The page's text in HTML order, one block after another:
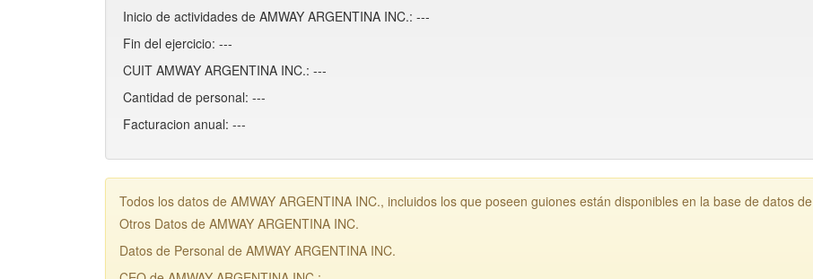
Inicio de actividades de AMWAY ARGENTINA INC.: ---
Fin del ejercicio: ---
CUIT AMWAY ARGENTINA INC.: ---
Cantidad de personal: ---
Facturacion anual: ---
Todos los datos de AMWAY ARGENTINA INC., incluidos los que poseen guiones están disponibles en la base de datos de
Otros Datos de AMWAY ARGENTINA INC.
Datos de Personal de AMWAY ARGENTINA INC.